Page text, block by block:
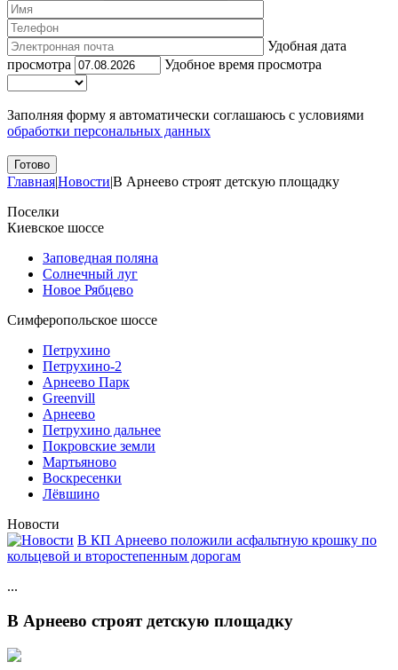
Удобная дата
просмотра
Удобное время просмотра
Заполняя форму я автоматически соглашаюсь с условиями
обработки персональных данных
Главная|Новости|В Арнеево строят детскую площадку
Поселки
Киевское шоссе
Заповедная поляна
Солнечный луг
Новое Рябцево
Симферопольское шоссе
Петрухино
Петрухино-2
Арнеево Парк
Greenvill
Арнеево
Петрухино дальнее
Покровские земли
Мартьяново
Воскресенки
Лёвшино
Новости
В КП Арнеево положили асфальтную крошку по
кольцевой и второстепенным дорогам
...
В Арнеево строят детскую площадку